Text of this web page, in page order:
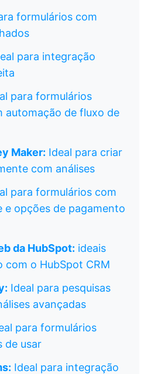
formulários com
para integração
para formulários
automação de fluxo de
Maker: Ideal para criar
com análises
para formulários com
e opções de pagamento
da HubSpot: ideais
com o HubSpot CRM
Ideal para pesquisas
avançadas
para formulários
de usar
Ideal para integração